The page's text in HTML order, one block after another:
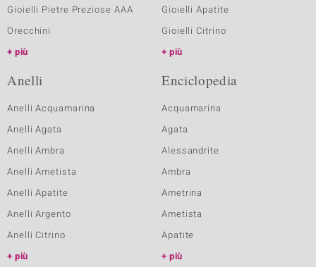
Gioielli Pietre Preziose AAA
Orecchini
più
Gioielli Apatite
Gioielli Citrino
più
Anelli
Anelli Acquamarina
Anelli Agata
Anelli Ambra
Anelli Ametista
Anelli Apatite
Anelli Argento
Anelli Citrino
più
Enciclopedia
Acquamarina
Agata
Alessandrite
Ambra
Ametrina
Ametista
Apatite
più